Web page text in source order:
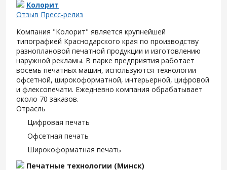
Колорит
Отзыв Пресс-релиз
Компания "Колорит" является крупнейшей
типографией Краснодарского края по производству
разноплановой печатной продукции и изготовлению
наружной рекламы. В парке предприятия работает
восемь печатных машин, используются технологии
офсетной, широкоформатной, интерьерной, цифровой
и флексопечати. Ежедневно компания обрабатывает
около 70 заказов.
Отрасль
Цифровая печать
Офсетная печать
Широкоформатная печать
Печатные технологии (Минск)